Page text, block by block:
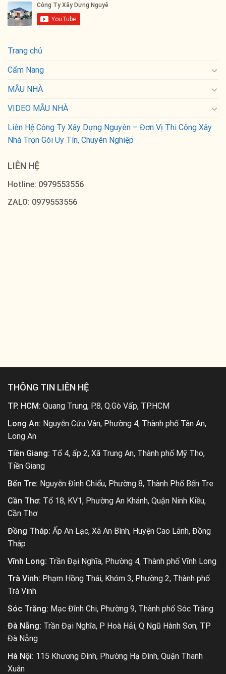
Trang chủ
Cẩm Nang
MẪU NHÀ
VIDEO MẪU NHÀ
Liên Hệ Công Ty Xây Dựng Nguyên – Đơn Vị Thi Công Xây
Nhà Trọn Gói Uy Tín, Chuyên Nghiệp
LIÊN HỆ
Hotline: 0979553556
ZALO: 0979553556
THÔNG TIN LIÊN HỆ
TP. HCM: Quang Trung, P.8, Q.Gò Vấp, TP.HCM
Long An: Nguyễn Cửu Vân, Phường 4, Thành phố Tân An,
Long An
Tiền Giang: Tổ 4, ấp 2, Xã Trung An, Thành phố Mỹ Tho,
Tiền Giang
Bến Tre: Nguyễn Đình Chiểu, Phường 8, Thành Phố Bến Tre
Cần Thơ: Tổ 18, KV1, Phường An Khánh, Quận Ninh Kiều,
Cần Thơ
Đồng Tháp: Ấp An Lạc, Xã An Bình, Huyện Cao Lãnh, Đồng
Tháp
Vĩnh Long: Trần Đại Nghĩa, Phường 4, Thành phố Vĩnh Long
Trà Vinh: Phạm Hồng Thái, Khóm 3, Phường 2, Thành phố
Trà Vinh
Sóc Trăng: Mạc Đĩnh Chi, Phường 9, Thành phố Sóc Trăng
Đà Nẵng: Trần Đại Nghĩa, P Hoà Hải, Q Ngũ Hành Sơn, TP
Đà Nẵng
Hà Nội: 115 Khương Đình, Phường Hạ Đình, Quận Thanh
Xuân